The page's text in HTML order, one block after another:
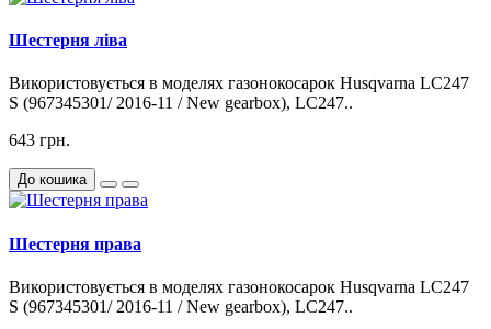
Шестерня ліва
Використовується в моделях газонокосарок Husqvarna LC247
S (967345301/ 2016-11 / New gearbox), LC247..
643 грн.
До кошика
Шестерня права
Використовується в моделях газонокосарок Husqvarna LC247
S (967345301/ 2016-11 / New gearbox), LC247..